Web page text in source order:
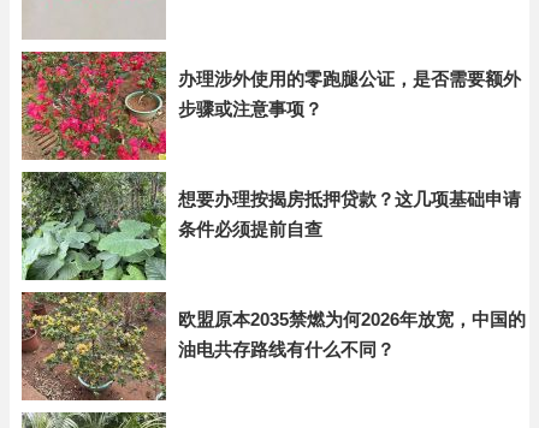
办理涉外使用的零跑腿公证，是否需要额外
步骤或注意事项？
想要办理按揭房抵押贷款？这几项基础申请
条件必须提前自查
欧盟原本2035禁燃为何2026年放宽，中国的
油电共存路线有什么不同？